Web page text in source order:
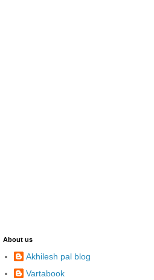
About us
Akhilesh pal blog
Vartabook